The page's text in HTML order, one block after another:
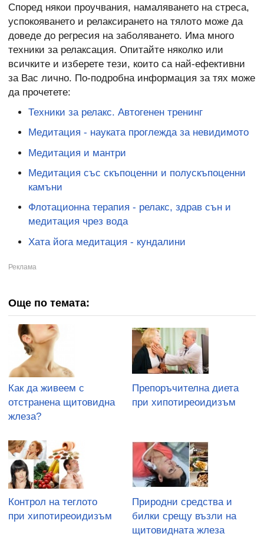
Според някои проучвания, намаляването на стреса,
успокояването и релаксирането на тялото може да
доведе до регресия на заболяването. Има много
техники за релаксация. Опитайте няколко или
всичките и изберете тези, които са най-ефективни
за Вас лично. По-подробна информация за тях може
да прочетете:
Техники за релакс. Автогенен тренинг
Медитация - науката проглежда за невидимото
Медитация и мантри
Медитация със скъпоценни и полускъпоценни
камъни
Флотационна терапия - релакс, здрав сън и
медитация чрез вода
Хата йога медитация - кундалини
Още по темата:
Как да живеем с
отстранена щитовидна
жлеза?
Препоръчителна диета
при хипотиреоидизъм
Контрол на теглото
при хипотиреоидизъм
Природни средства и
билки срещу възли на
щитовидната жлеза